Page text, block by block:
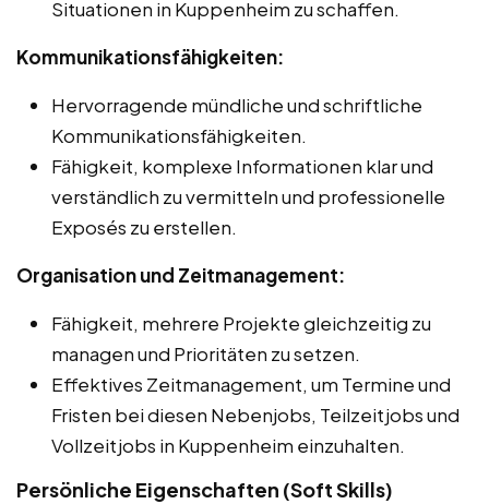
Situationen in Kuppenheim zu schaffen.
Kommunikationsfähigkeiten:
Hervorragende mündliche und schriftliche
Kommunikationsfähigkeiten.
Fähigkeit, komplexe Informationen klar und
verständlich zu vermitteln und professionelle
Exposés zu erstellen.
Organisation und Zeitmanagement:
Fähigkeit, mehrere Projekte gleichzeitig zu
managen und Prioritäten zu setzen.
Effektives Zeitmanagement, um Termine und
Fristen bei diesen Nebenjobs, Teilzeitjobs und
Vollzeitjobs in Kuppenheim einzuhalten.
Persönliche Eigenschaften (Soft Skills)